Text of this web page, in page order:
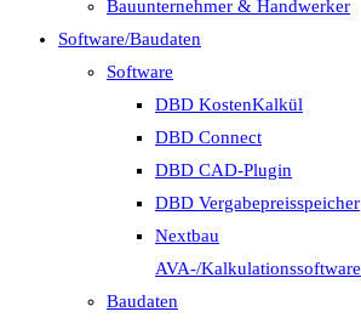
Bauunternehmer & Handwerker
Software/Baudaten
Software
DBD KostenKalkül
DBD Connect
DBD CAD-Plugin
DBD Vergabepreisspeicher
Nextbau
AVA-/Kalkulationssoftware
Baudaten